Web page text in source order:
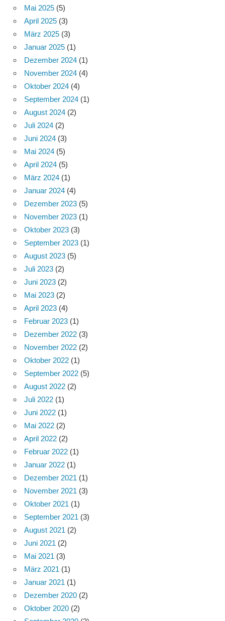
Mai 2025 (5)
April 2025 (3)
März 2025 (3)
Januar 2025 (1)
Dezember 2024 (1)
November 2024 (4)
Oktober 2024 (4)
September 2024 (1)
August 2024 (2)
Juli 2024 (2)
Juni 2024 (3)
Mai 2024 (5)
April 2024 (5)
März 2024 (1)
Januar 2024 (4)
Dezember 2023 (5)
November 2023 (1)
Oktober 2023 (3)
September 2023 (1)
August 2023 (5)
Juli 2023 (2)
Juni 2023 (2)
Mai 2023 (2)
April 2023 (4)
Februar 2023 (1)
Dezember 2022 (3)
November 2022 (2)
Oktober 2022 (1)
September 2022 (5)
August 2022 (2)
Juli 2022 (1)
Juni 2022 (1)
Mai 2022 (2)
April 2022 (2)
Februar 2022 (1)
Januar 2022 (1)
Dezember 2021 (1)
November 2021 (3)
Oktober 2021 (1)
September 2021 (3)
August 2021 (2)
Juni 2021 (2)
Mai 2021 (3)
März 2021 (1)
Januar 2021 (1)
Dezember 2020 (2)
Oktober 2020 (2)